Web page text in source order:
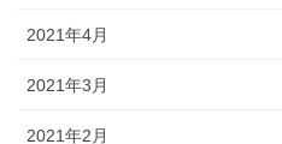
2021年4月
2021年3月
2021年2月